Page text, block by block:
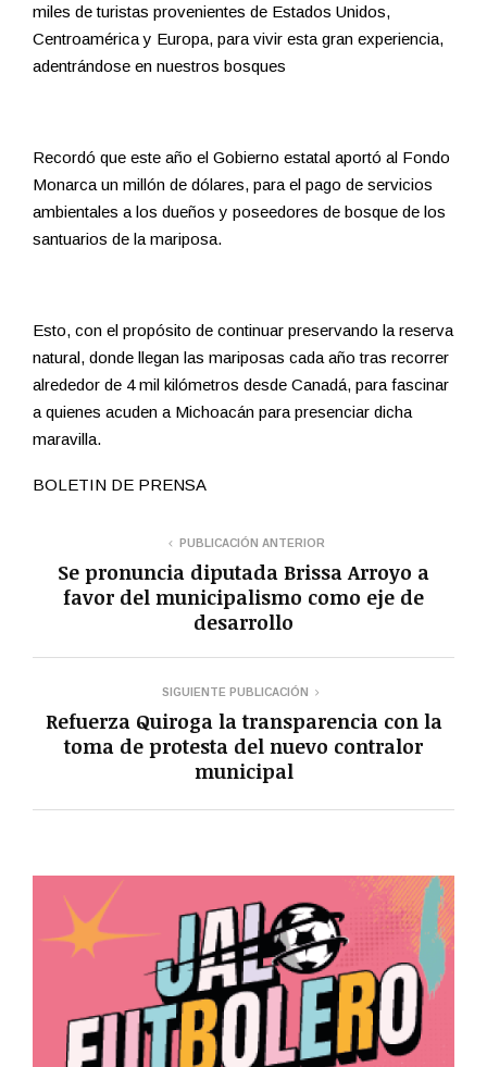
miles de turistas provenientes de Estados Unidos,
Centroamérica y Europa, para vivir esta gran experiencia,
adentrándose en nuestros bosques
Recordó que este año el Gobierno estatal aportó al Fondo
Monarca un millón de dólares, para el pago de servicios
ambientales a los dueños y poseedores de bosque de los
santuarios de la mariposa.
Esto, con el propósito de continuar preservando la reserva
natural, donde llegan las mariposas cada año tras recorrer
alrededor de 4 mil kilómetros desde Canadá, para fascinar
a quienes acuden a Michoacán para presenciar dicha
maravilla.
BOLETIN DE PRENSA
PUBLICACIÓN ANTERIOR
Se pronuncia diputada Brissa Arroyo a
favor del municipalismo como eje de
desarrollo
SIGUIENTE PUBLICACIÓN
Refuerza Quiroga la transparencia con la
toma de protesta del nuevo contralor
municipal